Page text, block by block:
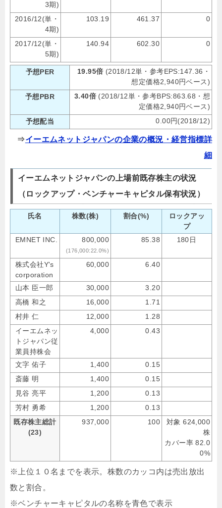
3期)
2016/12(単・
4期)
103.19 461.37 0
2017/12(単・
5期)
140.94 602.30 0
予想PER 19.95倍 (2018/12単・参考EPS:147.36・
想定価格2,940円ベース)
予想PBR
3.40倍 (2018/12単・参考BPS:863.68・想
定価格2,940円ベース)
予想配当
0.00円(2018/12)
⇒イーエムネットジャパンの企業の概況・経営指標詳
細
イーエムネットジャパンの上場前既存株主の状況
（ロックアップ・ベンチャーキャピタル保有状況）
氏名 株数(株) 割合(%)
ロックアッ
プ
EMNET INC.
800,000
(176,000:22.0%)
85.38 180日
株式会社Y's
corporation
60,000 6.40
山本 臣一郎 30,000
3.20
高橋 和之
16,000
1.71
村井 仁
12,000
1.28
イーエムネッ
トジャパン従
業員持株会
4,000 0.43
文字 佑子 1,400
0.15
斎藤 明
1,400
0.15
見谷 亮平
1,200
0.13
芳村 勇希
1,200
0.13
既存株主総計
(23)
937,000 100
対象 624,000
株
カバー率 82.0
0%
※上位１０名までを表示。株数のカッコ内は売出放出
数と割合。
※ベンチャーキャピタルの名称を青色で表示